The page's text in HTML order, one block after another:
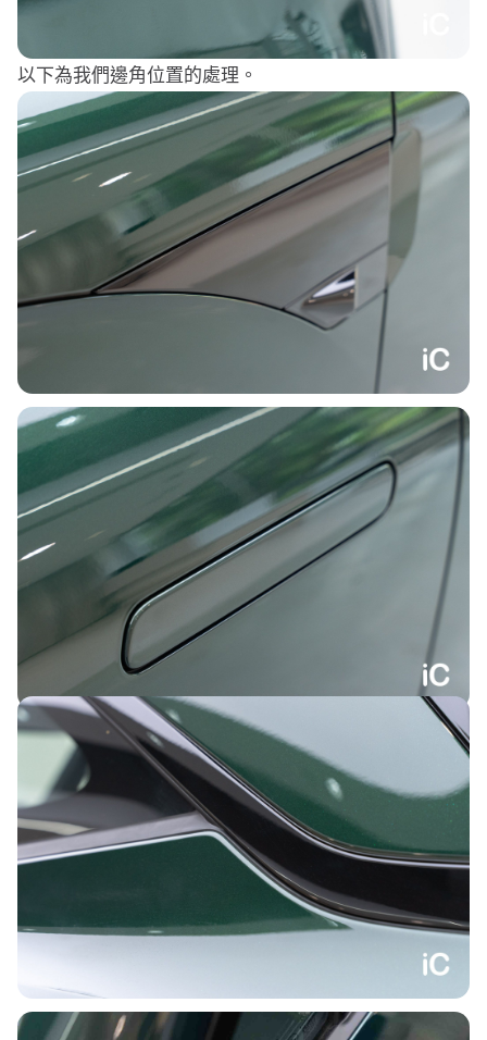
以下為我們邊角位置的處理。